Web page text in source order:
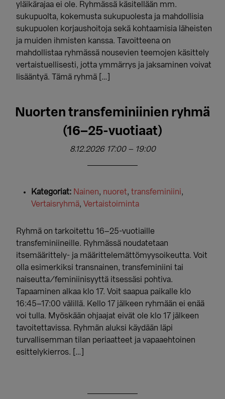
yläikärajaa ei ole. Ryhmässä käsitellään mm.
sukupuolta, kokemusta sukupuolesta ja mahdollisia
sukupuolen korjaushoitoja sekä kohtaamisia läheisten
ja muiden ihmisten kanssa. Tavoitteena on
mahdollistaa ryhmässä nousevien teemojen käsittely
vertaistuellisesti, jotta ymmärrys ja jaksaminen voivat
lisääntyä. Tämä ryhmä […]
Nuorten transfeminiinien ryhmä
(16–25-vuotiaat)
8.12.2026 17:00– 19:00
Kategoriat: Nainen, nuoret,transfeminiini,
Vertaisryhmä,Vertaistoiminta
Ryhmä on tarkoitettu 16–25-vuotiaille
transfeminiineille. Ryhmässä noudatetaan
itsemäärittely- ja määrittelemättömyysoikeutta. Voit
olla esimerkiksi transnainen, transfeminiini tai
naiseutta/feminiinisyyttä itsessäsi pohtiva.
Tapaaminen alkaa klo 17. Voit saapua paikalle klo
16:45–17:00 välillä. Kello 17 jälkeen ryhmään ei enää
voi tulla. Myöskään ohjaajat eivät ole klo 17 jälkeen
tavoitettavissa. Ryhmän aluksi käydään läpi
turvallisemman tilan periaatteet ja vapaaehtoinen
esittelykierros. […]